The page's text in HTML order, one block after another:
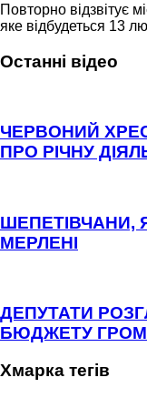
Повторно відзвітує
яке відбудеться 13
Останні відео
ЧЕРВОНИЙ
ПРО РІЧНУ
ШЕПЕТІВЧАНИ,
МЕРЛЕНІ
ДЕПУТАТИ
БЮДЖЕТУ
Хмарка тегів